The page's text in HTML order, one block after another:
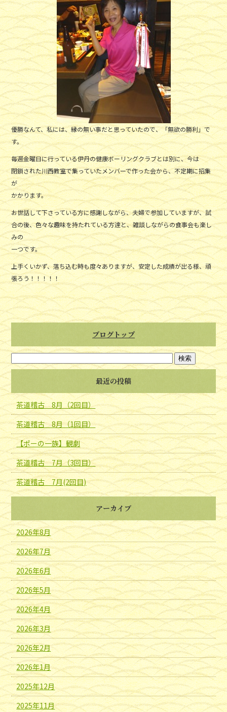
o
o
k
優勝なんて、私には、縁の無い事だと思っていたので、「無欲の勝利」で
す。
毎週金曜日に行っている伊丹の健康ボーリングクラブとは別に、今は
閉鎖された川西教室で集っていたメンバーで作った会から、不定期に招集
が
かかります。
お世話して下さっている方に感謝しながら、夫婦で参加していますが、試
合の後、色々な趣味を持たれている方達と、雑談しながらの食事会も楽し
みの
一つです。
上手くいかず、落ち込む時も度々ありますが、安定した成績が出る様、頑
張ろう！！！！！
ブログトップ
最近の投稿
茶道稽古 8月（2回目）
茶道稽古 8月（1回目）
【ポーの一族】観劇
茶道稽古 7月（3回目）
茶道稽古 7月(2回目)
アーカイブ
2026年8月
2026年7月
2026年6月
2026年5月
2026年4月
2026年3月
2026年2月
2026年1月
2025年12月
2025年11月